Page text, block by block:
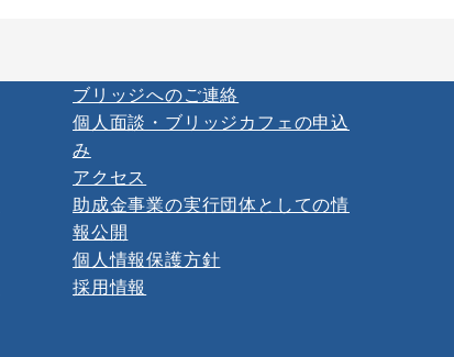
ブリッジへのご連絡
個人面談・ブリッジカフェの申込
み
アクセス
助成金事業の実行団体としての情
報公開
個人情報保護方針
採用情報